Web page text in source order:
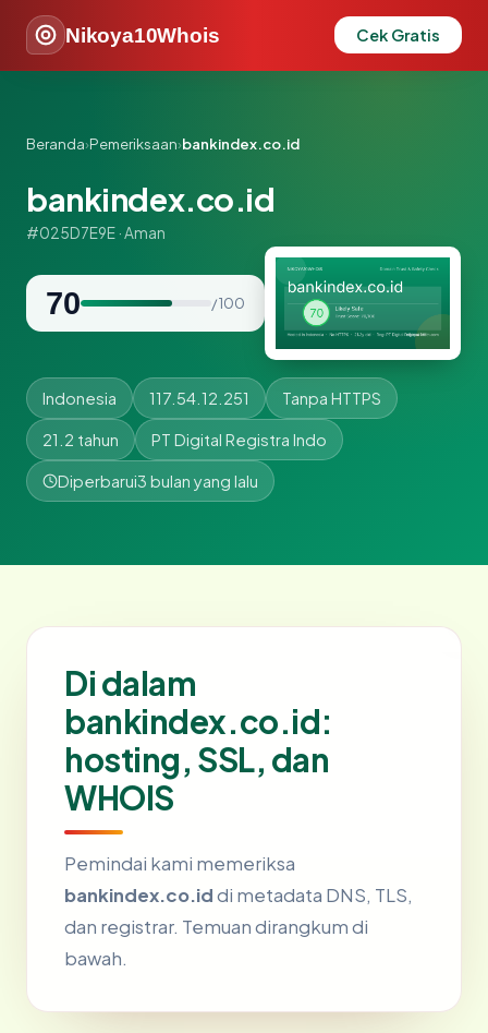
Nikoya10Whois Cek Gratis
Beranda›Pemeriksaan›bankindex.co.id
bankindex.co.id
#025D7E9E · Aman
70 / 100
Indonesia 117.54.12.251 Tanpa HTTPS
21.2 tahun PT Digital Registra Indo
Diperbarui3 bulan yang lalu
Di dalam
bankindex.co.id:
hosting, SSL, dan
WHOIS
Pemindai kami memeriksa
bankindex.co.iddi metadata DNS, TLS,
dan registrar. Temuan dirangkum di
bawah.